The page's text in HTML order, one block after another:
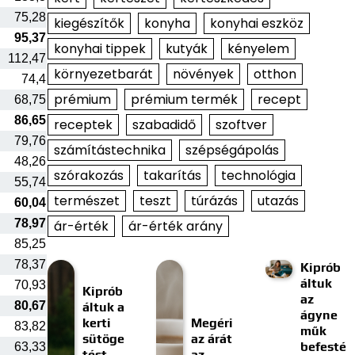
75,28
95,37
112,47
74,4
68,75
86,65
79,76
48,26
55,74
60,04
78,97
85,25
78,37
70,93
80,67
83,82
63,33
kiegészítők
konyha
konyhai eszköz
konyhai tippek
kutyák
kényelem
környezetbarát
növények
otthon
prémium
prémium termék
recept
receptek
szabadidő
szoftver
számítástechnika
szépségápolás
szórakozás
takarítás
technológia
természet
teszt túrázás
utazás
ár-érték
ár-érték arány
Kiprób
áltuk a
kerti
sütöge
Megéri
az árát
Kiprób
áltuk
az
ágyne
műk
befesté